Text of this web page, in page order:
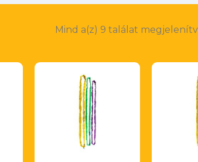
Mind a(z) 9 találat